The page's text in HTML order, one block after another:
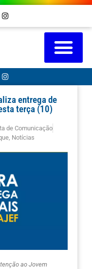
entrega de
terça (10)
de Comunicação
Notícias
ao Jovem